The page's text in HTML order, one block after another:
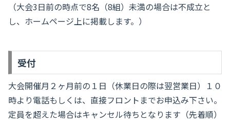
（大会3日前の時点で8名（8組）未満の場合は不成立と
し、ホームページ上に掲載します。）
受付
大会開催月２ヶ月前の１日（休業日の際は翌営業日）１０
時より電話もしくは、直接フロントまでお申込み下さい。
定員を超えた場合はキャンセル待ちとなります（先着順）